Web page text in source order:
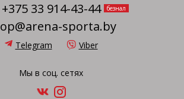
+375 33 914-43-44
безнал
sporta.by
Telegram Viber
Мы в соц. сетях